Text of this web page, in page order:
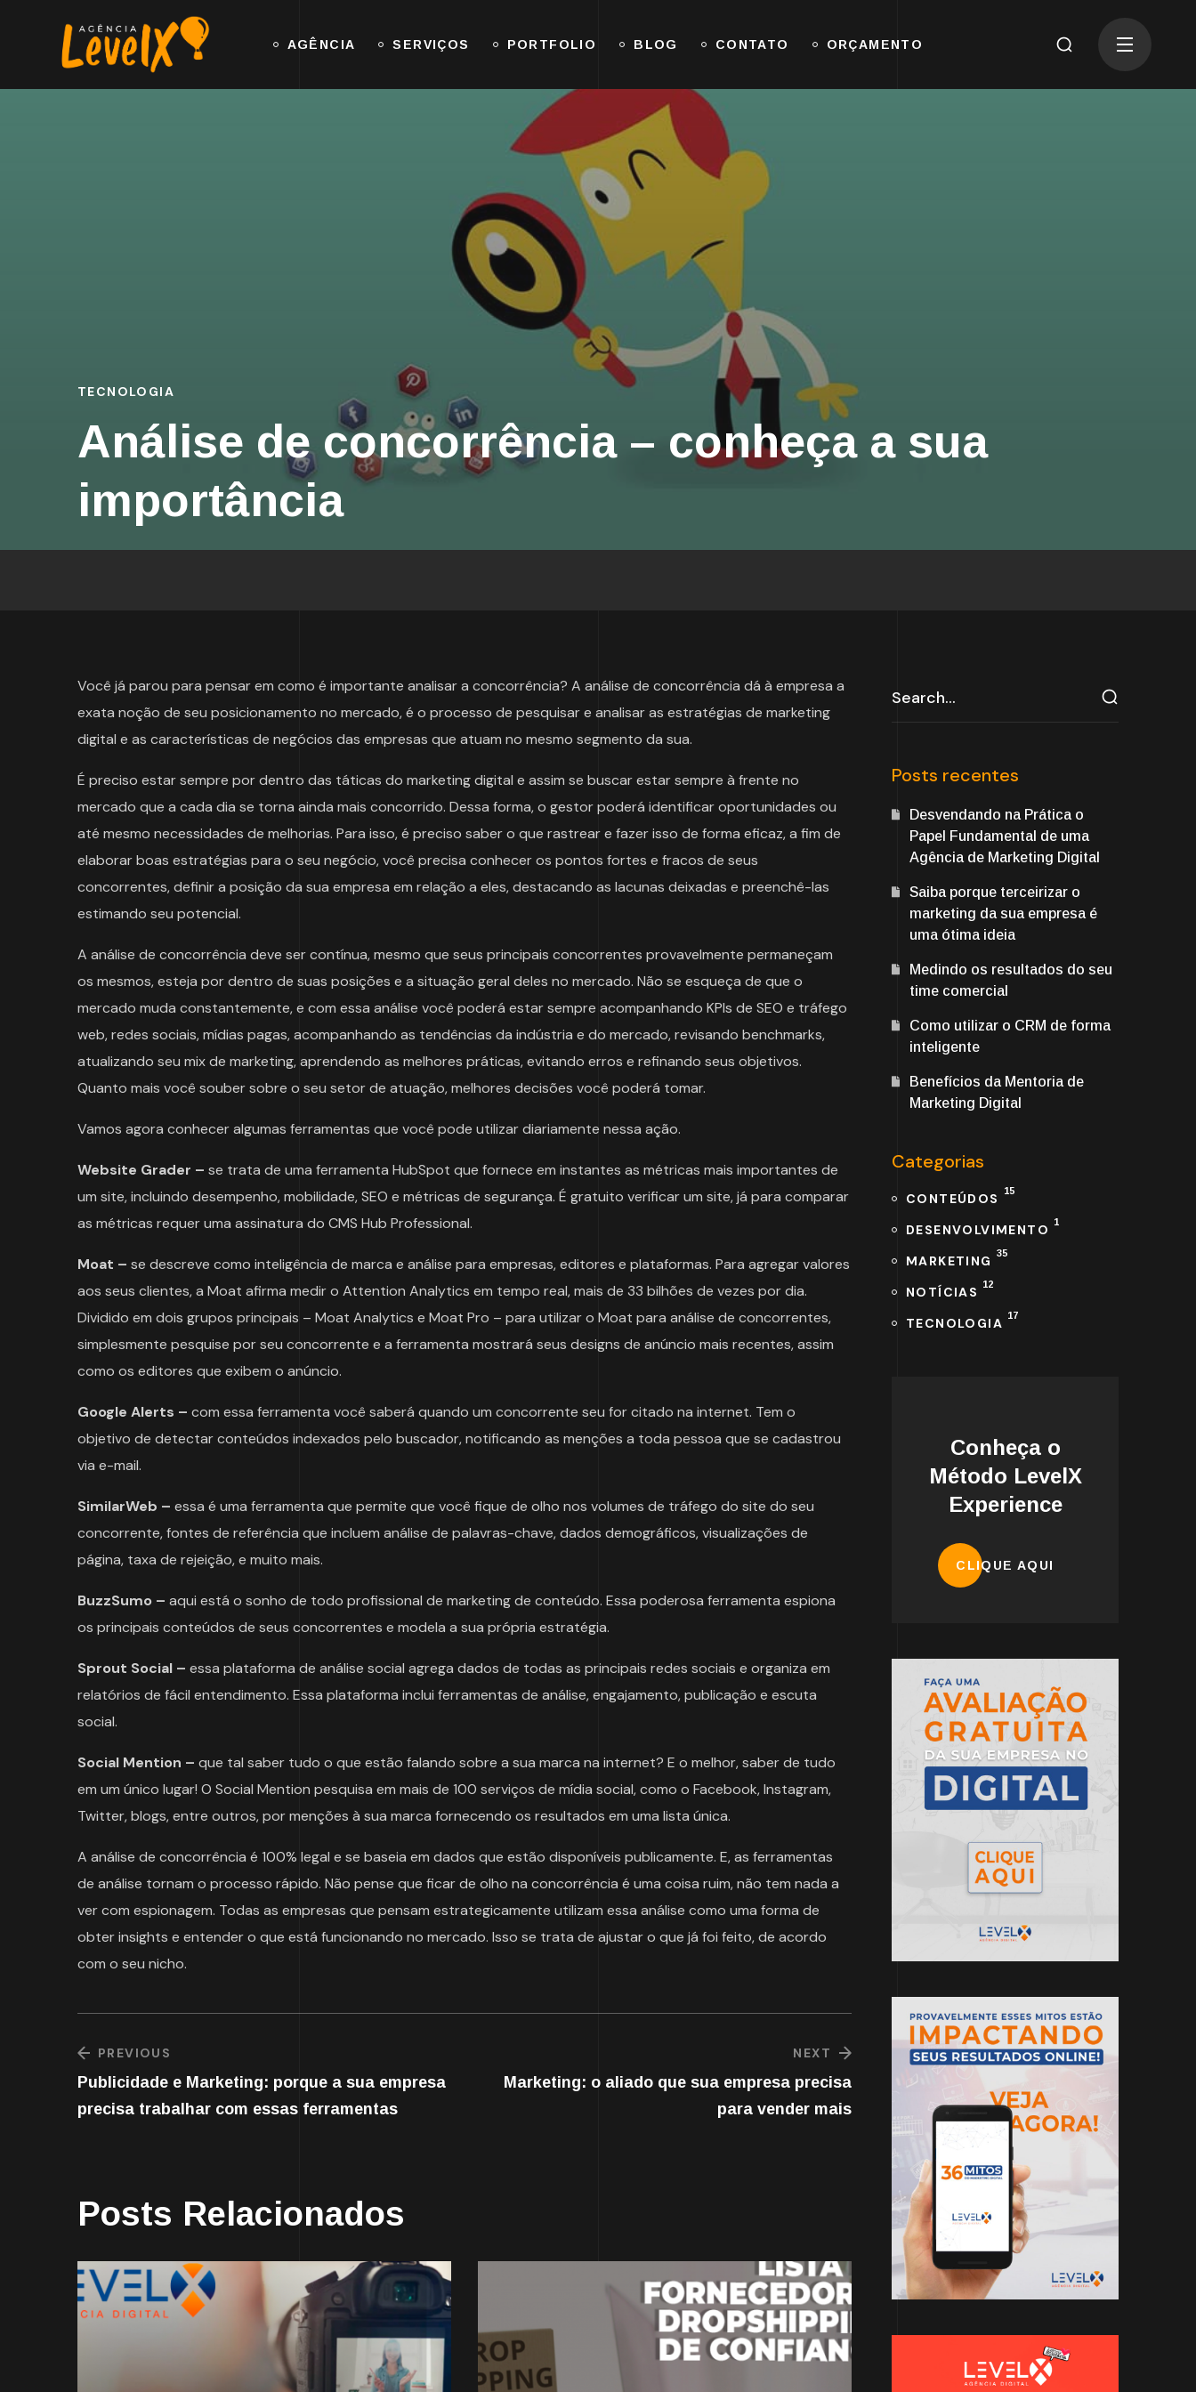
AGÊNCIA SERVIÇOS PORTFOLIO BLOG CONTATO ORÇAMENTO
TECNOLOGIA
Análise de concorrência – conheça a sua
importância
Você já parou para pensar em como é importante analisar a concorrência? A análise de concorrência dá à empresa a
exata noção de seu posicionamento no mercado, é o processo de pesquisar e analisar as estratégias de marketing
digital e as características de negócios das empresas que atuam no mesmo segmento da sua.
É preciso estar sempre por dentro das táticas do marketing digital e assim se buscar estar sempre à frente no
mercado que a cada dia se torna ainda mais concorrido. Dessa forma, o gestor poderá identificar oportunidades ou
até mesmo necessidades de melhorias. Para isso, é preciso saber o que rastrear e fazer isso de forma eficaz, a fim de
elaborar boas estratégias para o seu negócio, você precisa conhecer os pontos fortes e fracos de seus
concorrentes, definir a posição da sua empresa em relação a eles, destacando as lacunas deixadas e preenchê-las
estimando seu potencial.
A análise de concorrência deve ser contínua, mesmo que seus principais concorrentes provavelmente permaneçam
os mesmos, esteja por dentro de suas posições e a situação geral deles no mercado. Não se esqueça de que o
mercado muda constantemente, e com essa análise você poderá estar sempre acompanhando KPIs de SEO e tráfego
web, redes sociais, mídias pagas, acompanhando as tendências da indústria e do mercado, revisando benchmarks,
atualizando seu mix de marketing, aprendendo as melhores práticas, evitando erros e refinando seus objetivos.
Quanto mais você souber sobre o seu setor de atuação, melhores decisões você poderá tomar.
Vamos agora conhecer algumas ferramentas que você pode utilizar diariamente nessa ação.
Website Grader – se trata de uma ferramenta HubSpot que fornece em instantes as métricas mais importantes de
um site, incluindo desempenho, mobilidade, SEO e métricas de segurança. É gratuito verificar um site, já para comparar
as métricas requer uma assinatura do CMS Hub Professional.
Moat – se descreve como inteligência de marca e análise para empresas, editores e plataformas. Para agregar valores
aos seus clientes, a Moat afirma medir o Attention Analytics em tempo real, mais de 33 bilhões de vezes por dia.
Dividido em dois grupos principais – Moat Analytics e Moat Pro – para utilizar o Moat para análise de concorrentes,
simplesmente pesquise por seu concorrente e a ferramenta mostrará seus designs de anúncio mais recentes, assim
como os editores que exibem o anúncio.
Google Alerts – com essa ferramenta você saberá quando um concorrente seu for citado na internet. Tem o
objetivo de detectar conteúdos indexados pelo buscador, notificando as menções a toda pessoa que se cadastrou
via e-mail.
SimilarWeb – essa é uma ferramenta que permite que você fique de olho nos volumes de tráfego do site do seu
concorrente, fontes de referência que incluem análise de palavras-chave, dados demográficos, visualizações de
página, taxa de rejeição, e muito mais.
BuzzSumo – aqui está o sonho de todo profissional de marketing de conteúdo. Essa poderosa ferramenta espiona
os principais conteúdos de seus concorrentes e modela a sua própria estratégia.
Sprout Social – essa plataforma de análise social agrega dados de todas as principais redes sociais e organiza em
relatórios de fácil entendimento. Essa plataforma inclui ferramentas de análise, engajamento, publicação e escuta
social.
Social Mention – que tal saber tudo o que estão falando sobre a sua marca na internet? E o melhor, saber de tudo
em um único lugar! O Social Mention pesquisa em mais de 100 serviços de mídia social, como o Facebook, Instagram,
Twitter, blogs, entre outros, por menções à sua marca fornecendo os resultados em uma lista única.
A análise de concorrência é 100% legal e se baseia em dados que estão disponíveis publicamente. E, as ferramentas
de análise tornam o processo rápido. Não pense que ficar de olho na concorrência é uma coisa ruim, não tem nada a
ver com espionagem. Todas as empresas que pensam estrategicamente utilizam essa análise como uma forma de
obter insights e entender o que está funcionando no mercado. Isso se trata de ajustar o que já foi feito, de acordo
com o seu nicho.
PREVIOUS
Publicidade e Marketing: porque a sua empresa
precisa trabalhar com essas ferramentas
NEXT
Marketing: o aliado que sua empresa precisa
para vender mais
Posts Relacionados
Posts recentes
Desvendando na Prática o
Papel Fundamental de uma
Agência de Marketing Digital
Saiba porque terceirizar o
marketing da sua empresa é
uma ótima ideia
Medindo os resultados do seu
time comercial
Como utilizar o CRM de forma
inteligente
Benefícios da Mentoria de
Marketing Digital
Categorias
CONTEÚDOS 15
DESENVOLVIMENTO 1
MARKETING 35
NOTÍCIAS 12
TECNOLOGIA 17
Conheça o
Método LevelX
Experience
CLIQUE AQUI